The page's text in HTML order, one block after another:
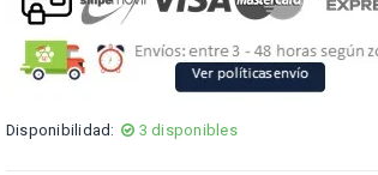
Disponibilidad: 3 disponibles